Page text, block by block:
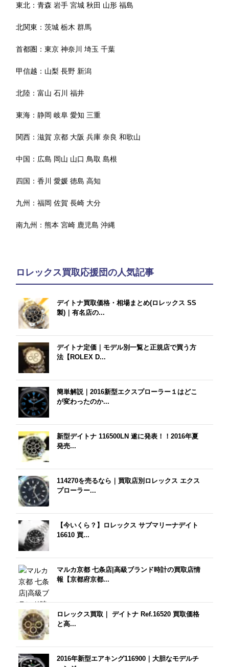
東北：青森 岩手 宮城 秋田 山形 福島
北関東：茨城 栃木 群馬
首都圏：東京 神奈川 埼玉 千葉
甲信越： 山梨 長野 新潟
北陸：富山 石川 福井
東海：静岡 岐阜 愛知 三重
関西：滋賀 京都 大阪 兵庫 奈良 和歌山
中国： 広島 岡山 山口 鳥取 島根
四国：香川 愛媛 徳島 高知
九州：福岡 佐賀 長崎 大分
南九州：熊本 宮崎 鹿児島 沖縄
ロレックス買取応援団の人気記事
デイトナ買取価格・相場まとめ(ロレックス SS
製)｜有名店の...
デイトナ定価｜モデル別一覧と正規店で買う方
法【ROLEX D...
簡単解説｜2016新型エクスプローラー１はどこ
が変わったのか...
新型デイトナ 116500LN 遂に発表！！2016年夏
発売...
114270を売るなら｜買取店別ロレックス エクス
プローラー...
【今いくら？】ロレックス サブマリーナデイト
16610 買...
マルカ京都 七条店|高級ブランド時計の買取店情
報【京都府京都...
ロレックス買取｜ デイトナ Ref.16520 買取価格
と高...
2016年新型エアキング116900｜大胆なモデルチ